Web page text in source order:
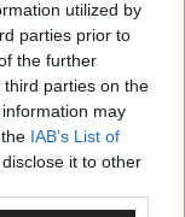
utilized by
parties prior to
the further
parties on the
may
IAB’s List of
it to other